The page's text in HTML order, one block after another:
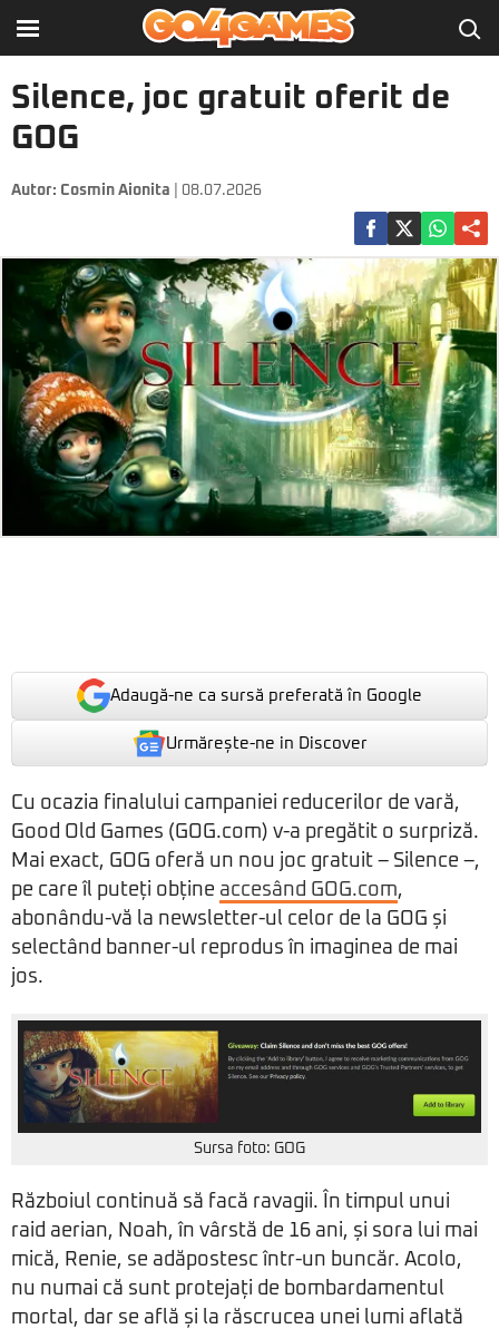
Silence, joc gratuit oferit de
GOG
Autor: Cosmin Aionita | 08.07.2026
Adaugă-ne ca sursă preferată în Google
Urmărește-ne in Discover
Cu ocazia finalului campaniei reducerilor de vară,
Good Old Games (GOG.com) v-a pregătit o surpriză.
Mai exact, GOG oferă un nou joc gratuit – Silence –,
pe care îl puteți obține accesând GOG.com,
abonându-vă la newsletter-ul celor de la GOG și
selectând banner-ul reprodus în imaginea de mai
jos.
Sursa foto: GOG
Războiul continuă să facă ravagii. În timpul unui
raid aerian, Noah, în vârstă de 16 ani, și sora lui mai
mică, Renie, se adăpostesc într-un buncăr. Acolo,
nu numai că sunt protejați de bombardamentul
mortal, dar se află și la răscrucea unei lumi aflată